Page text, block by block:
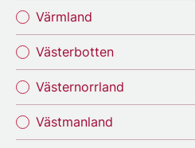
Värmland
Västerbotten
Västernorrland
Västmanland